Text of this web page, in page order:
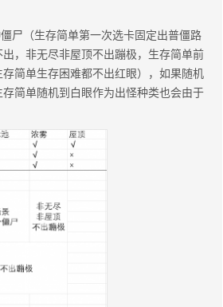
尸（生存简单第一次选卡固定出普僵路
，非无尽非屋顶不出蹦极，生存简单前
简单生存困难都不出红眼），如果随机
简单随机到白眼作为出怪种类也会由于